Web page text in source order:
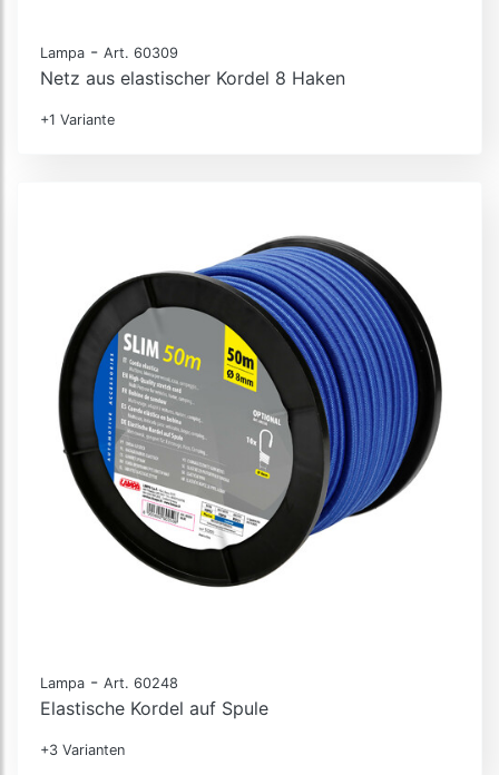
Lampa - Art. 60309
Netz aus elastischer Kordel 8 Haken
+1 Variante
Lampa - Art. 60248
Elastische Kordel auf Spule
+3 Varianten